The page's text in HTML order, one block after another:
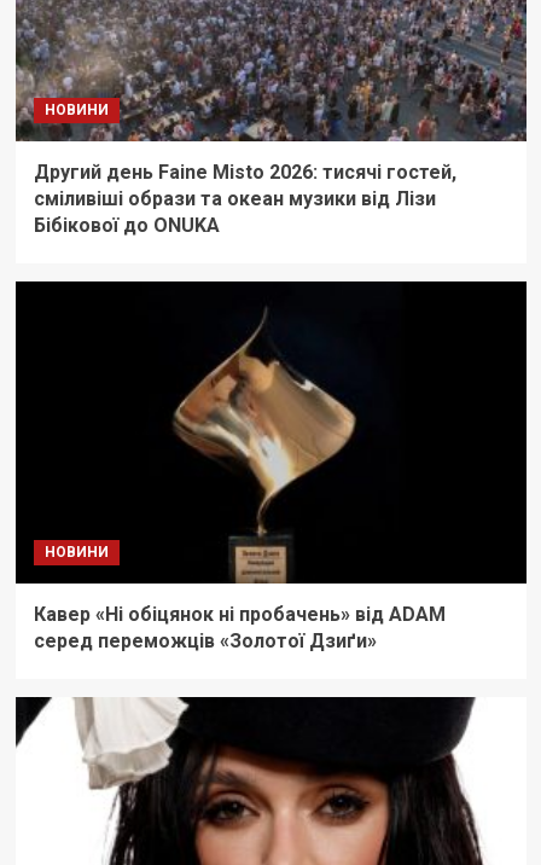
НОВИНИ
Другий день Faine Misto 2026: тисячі гостей,
сміливіші образи та океан музики від Лізи
Бібікової до ONUKA
НОВИНИ
Кавер «Ні обіцянок ні пробачень» від ADAM
серед переможців «Золотої Дзиґи»